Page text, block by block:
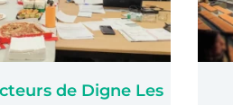
de Digne Les